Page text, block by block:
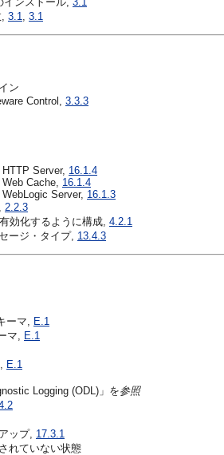
3.1, 3.1
ン
Control, 3.3.3
Server, 16.1.4
Cache, 16.1.4
Server, 16.1.3
2.2.3
効化するように構成, 4.2.1
ージ・タイプ, 13.4.3
ーマ,
E.1
マ,
E.1
E.1
Logging (ODL)」を参照
ップ, 17.3.1
れていない状態